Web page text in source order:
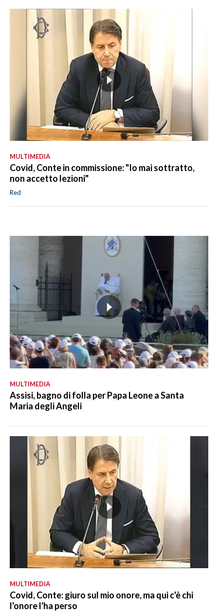
MULTIMEDIA
Covid, Conte in commissione: "Io mai sottratto,
non accetto lezioni"
Red
MULTIMEDIA
Assisi, bagno di folla per Papa Leone a Santa
Maria degli Angeli
MULTIMEDIA
Covid, Conte: giuro sul mio onore, ma qui c'è chi
l'onore l'ha perso